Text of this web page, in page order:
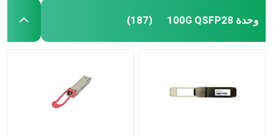
منتجات
جولة في المعمل
وحدة 100G QSFP28 (187)